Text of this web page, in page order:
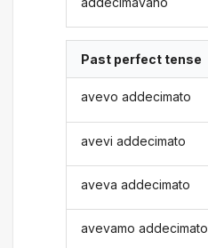
Past perfect tense
avevo addecimato
avevi addecimato
aveva addecimato
avevamo addecimato